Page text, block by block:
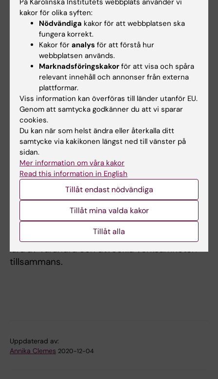
Till att börja med ser Annika nu en utmaning i
att hitta vägar för samordning under de
särskilda förutsättningar som råder nu med en
pågående pandemi. Hon menar att de får vara
öppna för att hitta alternativa lösningar i
väntan på att hela utbildningskansliet kan
börja träffas igen.
– Den största utmaningen blir att på bästa
sätt inkludera så mycket som möjligt av
utbildningsstödet inom det nya kansliet, säger
Camilla. Att alla känner sig delaktiga i
processen.
– Och det roligaste med det här uppdraget,
avrundar Annika, är att få vara med och bygga
upp en ny organisation där vi kan ta tillvara all
den samlade kunskap och erfarenhet som
finns inom verksamhetsstödet på NVS. Att få
lära av varandra och utveckla verksamheten
tillsammans.
Uppdaterad av:
Annika Clemes 2020-12-04
kakor för olika syften:
Nödvändiga kakor för att webbplatsen ska
fungera korrekt.
Kakor för analys för att förstå hur
webbplatsen används.
Marknadsföringskakor för att visa och spåra
relevant innehåll och annonser från externa
plattformar.
Viss information kan överföras till länder utanför EU.
Genom att samtycka godkänner du att vi sparar
cookies.
Du kan när som helst ändra eller återkalla ditt
samtycke via kakikonen längst ned till vänster på
sidan.
Mer information om våra kakor
Read this information in English
Tillåt endast nödvändiga
Tillåt mina valda kakor
Tillåt alla